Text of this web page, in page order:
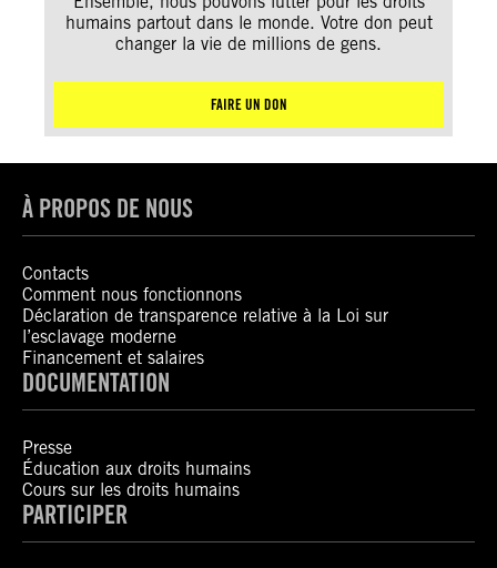
humains partout dans le monde. Votre don peut
changer la vie de millions de gens.
FAIRE UN DON
À PROPOS DE NOUS
Contacts
Comment nous fonctionnons
Déclaration de transparence relative à la Loi sur
l’esclavage moderne
Financement et salaires
DOCUMENTATION
Presse
Éducation aux droits humains
Cours sur les droits humains
PARTICIPER